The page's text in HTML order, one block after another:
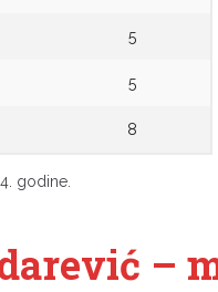
5
5
8
godine.
–